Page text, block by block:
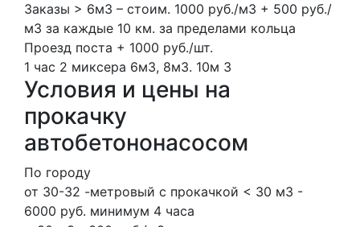
Заказы > 6м3 – стоим. 1000 руб./м3 + 500 руб./
м3 за каждые 10 км. за пределами кольца
Проезд поста + 1000 руб./шт.
1 час 2 миксера 6м3, 8м3. 10м 3
Условия и цены на
прокачку
автобетононасосом
По городу
от 30-32 -метровый с прокачкой < 30 м3 -
6000 руб. минимум 4 часа